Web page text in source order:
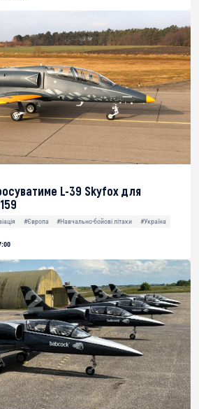
L-39 Skyfox для
#Європа #Навчально-бойові літаки
#Україна